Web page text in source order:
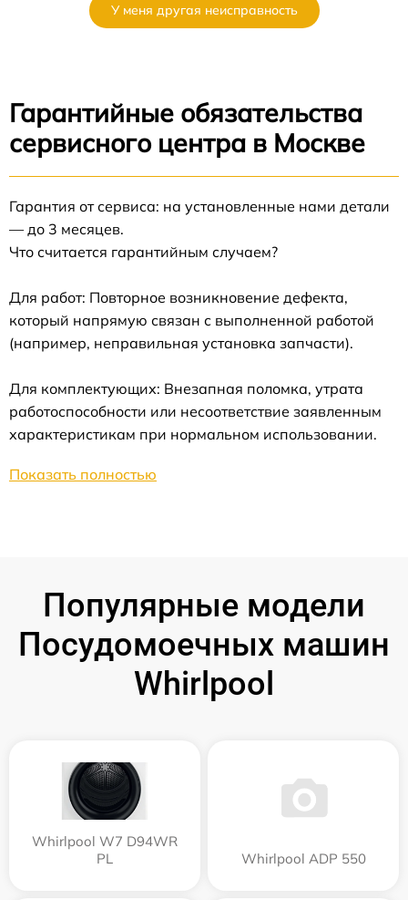
У меня другая неисправность
Гарантийные обязательства
сервисного центра в Москве
Гарантия от сервиса: на установленные нами детали
— до 3 месяцев.
Что считается гарантийным случаем?
Для работ: Повторное возникновение дефекта,
который напрямую связан с выполненной работой
(например, неправильная установка запчасти).
Для комплектующих: Внезапная поломка, утрата
работоспособности или несоответствие заявленным
характеристикам при нормальном использовании.
Показать полностью
Популярные модели
Посудомоечных машин
Whirlpool
Whirlpool W7 D94WR
PL
Whirlpool ADP 550